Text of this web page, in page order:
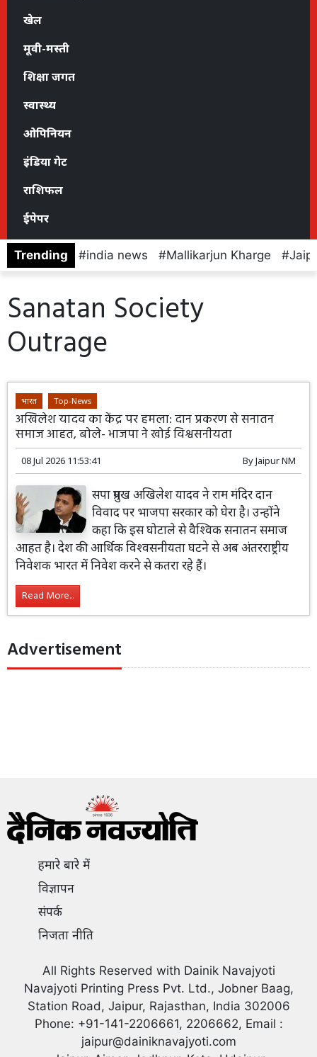
खेल
मूवी-मस्ती
शिक्षा जगत
स्वास्थ्य
ओपिनियन
इंडिया गेट
राशिफल
ईपेपर
Trending india news Mallikarjun Kharge
Sanatan Society
Outrage
भारत Top-News
अखिलेश यादव का केंद्र पर हमला: दान प्रकरण से सनातन
समाज आहत, बोले- भाजपा ने खोई विश्वसनीयता
08 Jul 2026 11:53:41 ByJaipur NM
सपा प्रमुख अखिलेश यादव ने राम मंदिर दान
विवाद पर भाजपा सरकार को घेरा है। उन्होंने
कहा कि इस घोटाले से वैश्विक सनातन समाज
आहत है। देश की आर्थिक विश्वसनीयता घटने से अब अंतरराष्ट्रीय
निवेशक भारत में निवेश करने से कतरा रहे हैं।
Read More...
Advertisement
हमारे बारे में
विज्ञापन
संपर्क
निजता नीति
All Rights Reserved with Dainik Navajyoti
Navajyoti Printing Press Pvt. Ltd., Jobner Baag,
Station Road, Jaipur, Rajasthan, India 302006
Phone: +91-141-2206661, 2206662, Email :
jaipur@dainiknavajyoti.com